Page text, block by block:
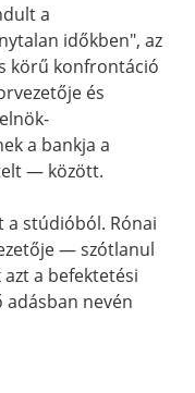
a
időkben", az
körű konfrontáció
és
a bankja a
— között.
a stúdióból. Rónai
— szótlanul
a befektetési
nevén